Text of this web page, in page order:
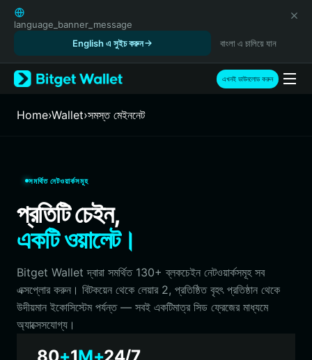
English
日本語
Русский
Español (Latinoamérica)
Türkçe
Italiano
繁體中文
Bahasa Indonesia
ภาษาไทย
हिन्दी
Español
Português (Brasil)
Español (Argentina)
language_banner_message
English এ সুইচ করুন
বাংলা এ চালিয়ে যান
এখনই ডাউনলোড করুন
Home›Wallet›সমস্ত মেইননেট
সমর্থিত নেটওয়ার্কসমূহ
প্রতিটি চেইন,
একটি ওয়ালেট।
Bitget Wallet দ্বারা সমর্থিত 130+ ব্লকচেইন নেটওয়ার্কসমূহ সব
এক্সপ্লোর করুন। বিটকয়েন থেকে লেয়ার 2, প্রতিষ্ঠিত বৃহৎ প্রতিষ্ঠান থেকে
উদীয়মান ইকোসিস্টেম পর্যন্ত — সবই একটিমাত্র সিড ফ্রেজের মাধ্যমে
অ্যাক্সেসযোগ্য।
80+1M+24/7